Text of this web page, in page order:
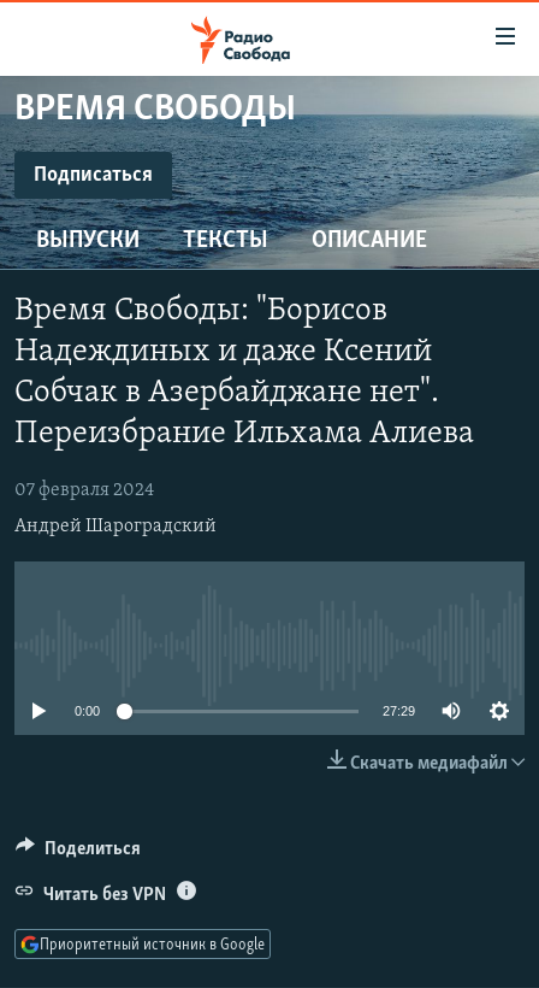
упрощенного
доступа
Вернуться
к
основному
содержанию
Вернутся
главной
навигации
Вернутся
поиску
ПРОГРАММЫ
ПОДКАСТЫ
АВТОРСКИЕ ПРОЕКТЫ
ЦИТАТЫ СВОБОДЫ
МНЕНИЯ
КУЛЬТУРА
IDEL.РЕАЛИИ
КАВКАЗ.РЕАЛИИ
СЕВЕР.РЕАЛИИ
СИБИРЬ.РЕАЛИИ
РАСПИСАНИЕ ВЕЩАНИЯ
ВРЕМЯ СВОБОДЫ
Подписаться
ПОДПИСАТЬСЯ
SoundCloud
CastBox
YouTube
Подписаться
ВЫПУСКИ ТЕКСТЫ ОПИСАНИЕ
Время Свободы: "Борисов
Надеждиных и даже Ксений
Собчак в Азербайджане нет".
Переизбрание Ильхама Алиева
07 февраля 2024
Андрей Шароградский
0:00 27:29
Скачать медиафайл
Поделиться
Читать без VPN
Приоритетный источник в Google